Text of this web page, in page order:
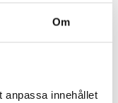
Om
anpassa innehållet
direkt